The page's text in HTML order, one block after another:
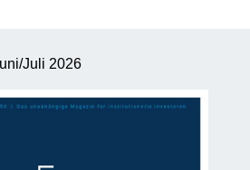
Juli 2026